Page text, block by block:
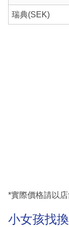
瑞典(SEK)
*實際價格請以
小女孩找